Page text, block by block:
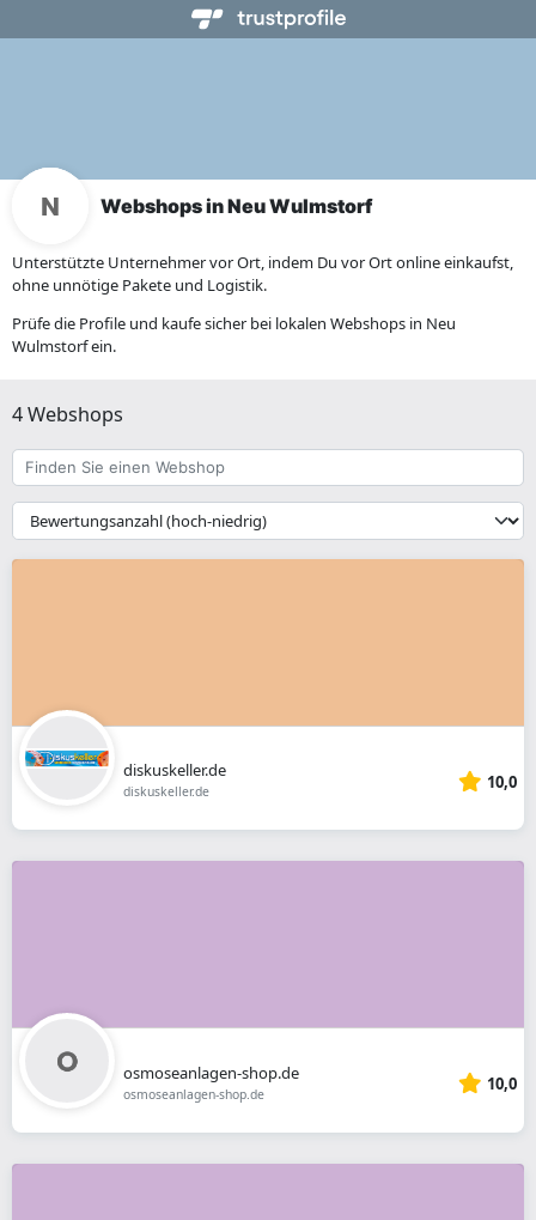
Webshops in Neu Wulmstorf
Unterstützte Unternehmer vor Ort, indem Du vor Ort online einkaufst,
ohne unnötige Pakete und Logistik.
Prüfe die Profile und kaufe sicher bei lokalen Webshops in Neu
Wulmstorf ein.
4 Webshops
Finden
Sie
einen
Webshop
{{
__('Sort')
}}
diskuskeller.de
diskuskeller.de 10,0
osmoseanlagen-shop.de
osmoseanlagen-shop.de 10,0